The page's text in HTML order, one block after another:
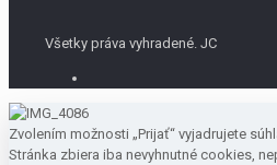
Všetky práva vyhradené. JC
Zvolením možnosti „Prijať“ vyjadrujete
Stránka zbiera iba nevyhnutné cookies,